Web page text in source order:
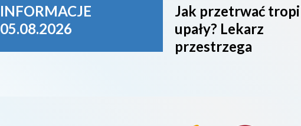
INFORMACJE
05.08.2026
Jak przetrwać
upały? Lekarz
przestrzega